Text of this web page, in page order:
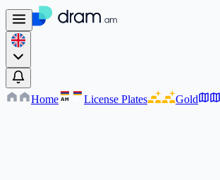
Home AM License Plates Gold